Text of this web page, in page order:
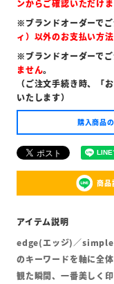
ンからご確認いただけ
※ブランドオーダーでご
ィ）以外のお支払い方
※ブランドオーダーでご
ません。
（ご注文手続き時、「
いたします）
購入商品
商品
edge(エッジ)／
のキーワードを軸に全
観た瞬間、一番美しく